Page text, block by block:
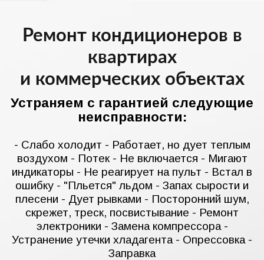
Ремонт кондиционеров в
квартирах
и коммерческих объектах
Устраняем с гарантией следующие
неисправности:
- Слабо холодит - Работает, но дует теплым
воздухом - Потек - Не включается - Мигают
индикаторы - Не реагирует на пульт - Встал в
ошибку - "Пльется" льдом - Запах сырости и
плесени - Дует рывками - Посторонний шум,
скрежет, треск, посвистывание - Ремонт
электроники - Замена компрессора -
Устранение утечки хладагента - Опрессовка -
Заправка